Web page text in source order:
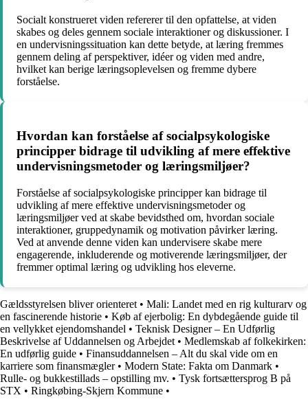
Socialt konstrueret viden refererer til den opfattelse, at viden
skabes og deles gennem sociale interaktioner og diskussioner. I
en undervisningssituation kan dette betyde, at læring fremmes
gennem deling af perspektiver, idéer og viden med andre,
hvilket kan berige læringsoplevelsen og fremme dybere
forståelse.
Hvordan kan forståelse af socialpsykologiske
principper bidrage til udvikling af mere effektive
undervisningsmetoder og læringsmiljøer?
Forståelse af socialpsykologiske principper kan bidrage til
udvikling af mere effektive undervisningsmetoder og
læringsmiljøer ved at skabe bevidsthed om, hvordan sociale
interaktioner, gruppedynamik og motivation påvirker læring.
Ved at anvende denne viden kan undervisere skabe mere
engagerende, inkluderende og motiverende læringsmiljøer, der
fremmer optimal læring og udvikling hos eleverne.
Gældsstyrelsen bliver orienteret • Mali: Landet med en rig kulturarv og
en fascinerende historie • Køb af ejerbolig: En dybdegående guide til
en vellykket ejendomshandel • Teknisk Designer – En Udførlig
Beskrivelse af Uddannelsen og Arbejdet • Medlemskab af folkekirken:
En udførlig guide • Finansuddannelsen – Alt du skal vide om en
karriere som finansmægler• Modern State: Fakta om Danmark •
Rulle- og bukkestillads – opstilling mv. • Tysk fortsættersprog B på
STX • Ringkøbing-Skjern Kommune •